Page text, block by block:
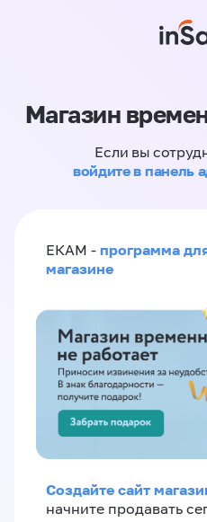
Магазин
Если вы
войдите в панель
ЕКАМ - программа
магазине
Создайте сайт
начните продавать